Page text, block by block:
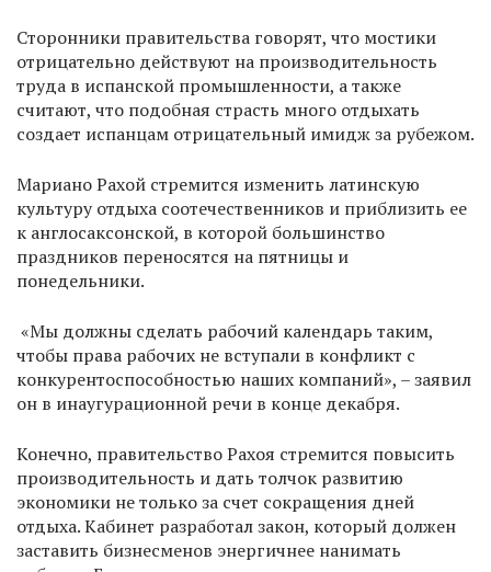
Сторонники правительства говорят, что мостики
отрицательно действуют на производительность
труда в испанской промышленности, а также
считают, что подобная страсть много отдыхать
создает испанцам отрицательный имидж за рубежом.
Мариано Рахой стремится изменить латинскую
культуру отдыха соотечественников и приблизить ее
к англосаксонской, в которой большинство
праздников переносятся на пятницы и
понедельники.
«Мы должны сделать рабочий календарь таким,
чтобы права рабочих не вступали в конфликт с
конкурентоспособностью наших компаний», – заявил
он в инаугурационной речи в конце декабря.
Конечно, правительство Рахоя стремится повысить
производительность и дать толчок развитию
экономики не только за счет сокращения дней
отдыха. Кабинет разработал закон, который должен
заставить бизнесменов энергичнее нанимать